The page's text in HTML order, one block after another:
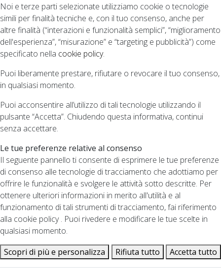
Noi e terze parti selezionate utilizziamo cookie o tecnologie
simili per finalità tecniche e, con il tuo consenso, anche per
altre finalità (“interazioni e funzionalità semplici”, “miglioramento
dell'esperienza”, “misurazione” e “targeting e pubblicità”) come
specificato nella cookie policy.
Puoi liberamente prestare, rifiutare o revocare il tuo consenso,
in qualsiasi momento.
Puoi acconsentire all’utilizzo di tali tecnologie utilizzando il
pulsante “Accetta”. Chiudendo questa informativa, continui
senza accettare.
Le tue preferenze relative al consenso
Il seguente pannello ti consente di esprimere le tue preferenze
di consenso alle tecnologie di tracciamento che adottiamo per
offrire le funzionalità e svolgere le attività sotto descritte. Per
ottenere ulteriori informazioni in merito all'utilità e al
funzionamento di tali strumenti di tracciamento, fai riferimento
alla cookie policy . Puoi rivedere e modificare le tue scelte in
qualsiasi momento.
Scopri di più e personalizza
Rifiuta tutto Accetta tutto